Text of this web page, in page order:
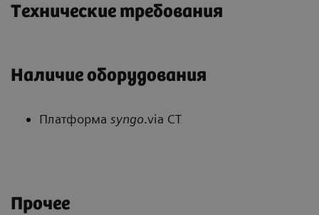
Технические требования
Наличие оборудования
Платформа syngo.via CT
Прочее